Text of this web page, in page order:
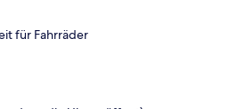
für Fahrräder